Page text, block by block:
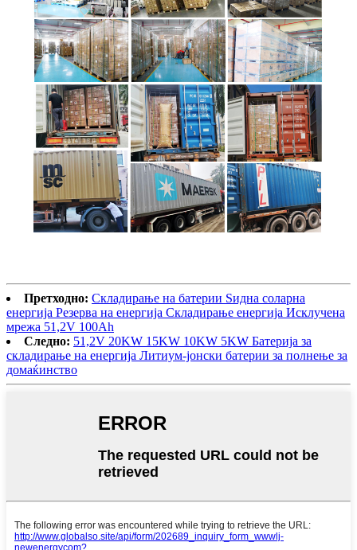
Претходно: Складирање на батерии Ѕидна соларна
енергија Резерва на енергија Складирање енергија Исклучена
мрежа 51,2V 100Ah
Следно: 51,2V 20KW 15KW 10KW 5KW Батерија за
складирање на енергија Литиум-јонски батерии за полнење за
домаќинство